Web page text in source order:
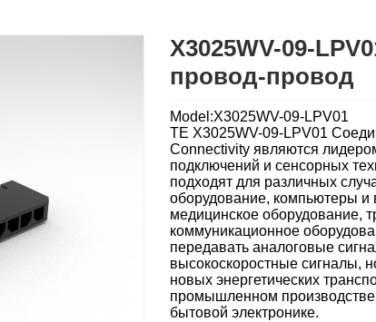
X3025WV-09-
провод-провод
Model:X3025WV-09-LPV01
TE X3025WV-09-LPV01
Connectivity являются
подключений и сенсорных
подходят для различных
оборудование, компьютеры и
медицинское оборудование,
коммуникационное
передавать аналоговые
высокоскоростные сигналы,
новых энергетических
промышленном
бытовой электронике.